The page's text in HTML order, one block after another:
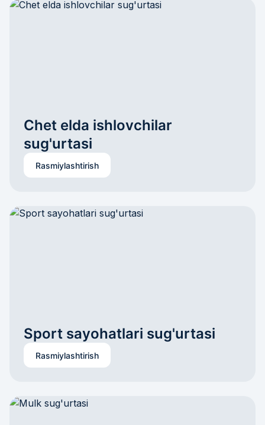
Chet elda ishlovchilar
sug'urtasi
Rasmiylashtirish
Rasmiylashtirish